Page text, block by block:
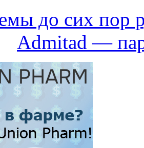
до сих пор
Admitad —